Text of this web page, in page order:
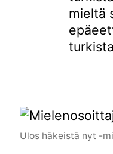
mieltä
Ulos häkeistä nyt -